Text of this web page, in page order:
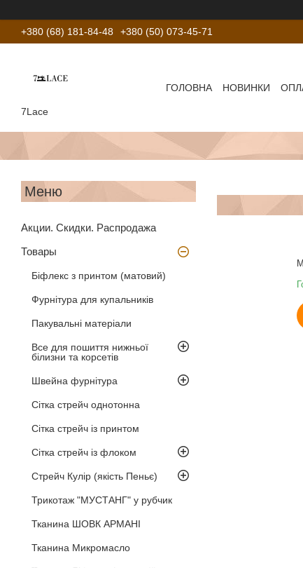
+380 (68) 181-84-48 +380 (50) 073-45-71
7Lace
ГОЛОВНА НОВИНКИ
Акции. Скидки. Распродажа
Товары
Біфлекс з принтом (матовий)
Фурнітура для купальників
Пакувальні матеріали
Все для пошиття нижньої
білизни та корсетів
Швейна фурнітура
Сітка стрейч однотонна
Сітка стрейч із принтом
Сітка стрейч із флоком
Стрейч Кулір (якість Пеньє)
Трикотаж "МУСТАНГ" у рубчик
Тканина ШОВК АРМАНІ
Тканина Микромасло